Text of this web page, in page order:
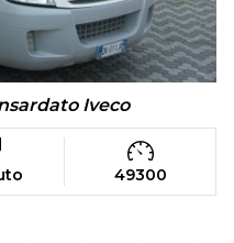
Iveco
49300